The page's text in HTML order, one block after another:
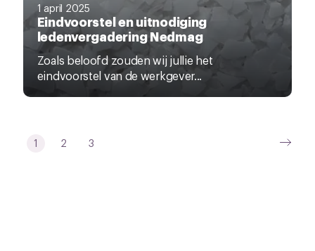
1 april 2025
Eindvoorstel en uitnodiging
ledenvergadering Nedmag
Zoals beloofd zouden wij jullie het
eindvoorstel van de werkgever...
1 2 3